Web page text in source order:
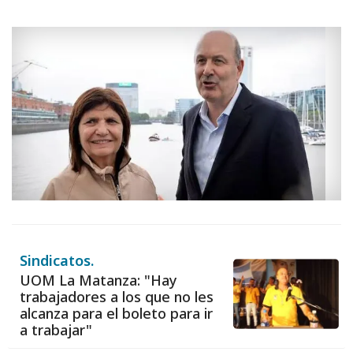
Sindicatos.
UOM La Matanza: "Hay
trabajadores a los que no les
alcanza para el boleto para ir
a trabajar"